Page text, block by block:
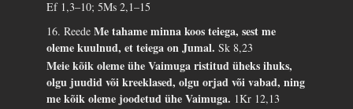
Ef 1,3–10; 5Ms 2,1–15
16. ReedeMe tahame minna koos teiega, sest me
oleme kuulnud, et teiega on Jumal.Sk 8,23
Meie kõik oleme ühe Vaimuga ristitud üheks ihuks,
olgu juudid või kreeklased, olgu orjad või vabad, ning
me kõik oleme joodetud ühe Vaimuga. 1Kr 12,13